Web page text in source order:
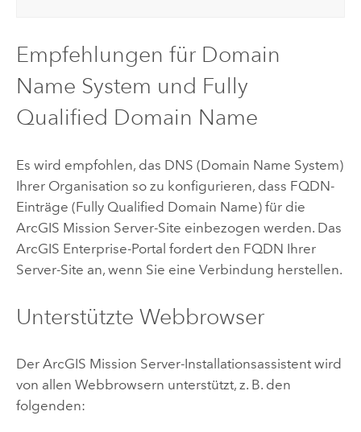
Empfehlungen für Domain
Name System und Fully
Qualified Domain Name
Es wird empfohlen, das DNS (Domain Name System)
Ihrer Organisation so zu konfigurieren, dass FQDN-
Einträge (Fully Qualified Domain Name) für die
ArcGIS Mission Server-Site einbezogen werden. Das
ArcGIS Enterprise-Portal fordert den FQDN Ihrer
Server-Site an, wenn Sie eine Verbindung herstellen.
Unterstützte Webbrowser
Der ArcGIS Mission Server-Installationsassistent wird
von allen Webbrowsern unterstützt, z. B. den
folgenden: